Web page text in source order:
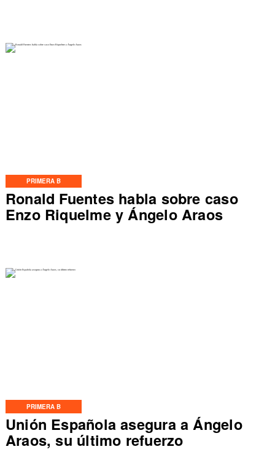
PRIMERA B
Ronald Fuentes habla sobre caso
Enzo Riquelme y Ángelo Araos
PRIMERA B
Unión Española asegura a Ángelo
Araos, su último refuerzo